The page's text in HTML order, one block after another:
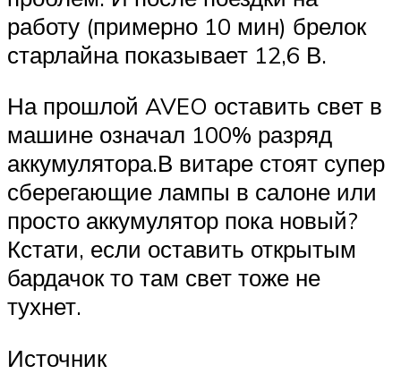
работу (примерно 10 мин) брелок
старлайна показывает 12,6 В.
На прошлой AVEO оставить свет в
машине означал 100% разряд
аккумулятора.В витаре стоят супер
сберегающие лампы в салоне или
просто аккумулятор пока новый?
Кстати, если оставить открытым
бардачок то там свет тоже не
тухнет.
Источник